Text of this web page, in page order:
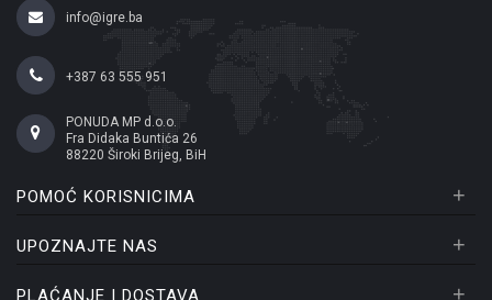
info@igre.ba
+387 63 555 951
PONUDA MP d.o.o.
Fra Didaka Buntića 26
88220 Široki Brijeg, BiH
POMOĆ KORISNICIMA +
UPOZNAJTE NAS +
PLAĆANJE I DOSTAVA +